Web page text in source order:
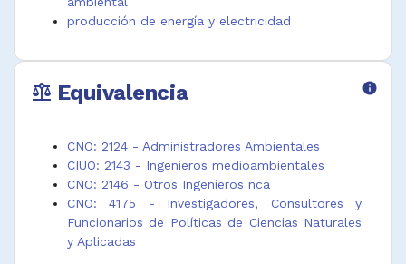
producción de energía y electricidad
balance Equivalencia info
CNO: 2124 - Administradores Ambientales
CIUO: 2143 - Ingenieros medioambientales
CNO: 2146 - Otros Ingenieros nca
CNO: 4175 - Investigadores, Consultores y
Funcionarios de Políticas de Ciencias Naturales
y Aplicadas